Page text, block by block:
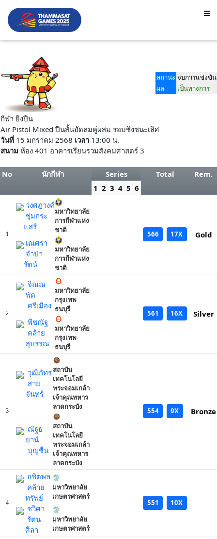
สถานะ จบการแข่งขัน
ผล
เป็นทางการ
กีฬา ยิงปืน
Air Pistol Mixed ปืนสั้นอัดลมคู่ผสม รอบชิงชนะเลิศ
วันที่ 15 มกราคม 2568 เวลา 13:00 น.
สนาม ห้อง 401 อาคารเรียนรวมสังคมศาสตร์ 3
No นักกีฬา Series Total
Rem.
1 2 3 4 5 6
1
วงศฎางค์
ชุ่มกระ
แสร์
มหาวิทยาลัย
การกีฬาแห่ง
ชาติ
เณศรา
จำปา
รัตน์
มหาวิทยาลัย
การกีฬาแห่ง
ชาติ
566 17X Gold
2
จิณณ
พัต
ศรีเมือง
มหาวิทยาลัย
กรุงเทพ
ธนบุรี
พีชณัฐ
คล้าย
สุบรรณ
มหาวิทยาลัย
กรุงเทพ
ธนบุรี
561 16X Silver
3
วุฒิภัทร
สาย
จันทร์
สถาบัน
เทคโนโลยี
พระจอมเกล้า
เจ้าคุณทหาร
ลาดกระบัง
ณัฐธ
ยาน์
บุญชื่น
สถาบัน
เทคโนโลยี
พระจอมเกล้า
เจ้าคุณทหาร
ลาดกระบัง
554 9X Bronze
4
อชิตพล
คล้าย
ทรัพย์
มหาวิทยาลัย
เกษตรศาสตร์
ชวิศา
รัตน
ศิลา
มหาวิทยาลัย
เกษตรศาสตร์
551 10X